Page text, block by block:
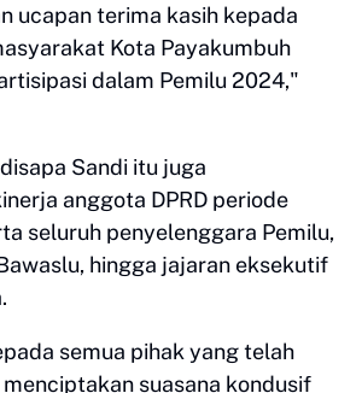
ucapan terima kasih kepada
Kota Payakumbuh
dalam Pemilu 2024,"
Sandi itu juga
anggota DPRD periode
seluruh penyelenggara Pemilu,
hingga jajaran eksekutif
semua pihak yang telah
suasana kondusif